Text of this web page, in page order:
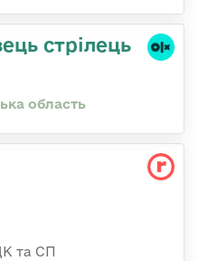
стрілець
область
та СП